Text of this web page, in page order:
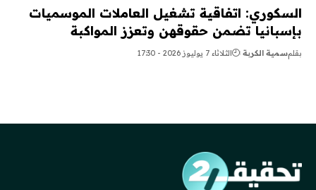
السكوري: اتفاقية تشغيل العاملات الموسميات
بإسبانيا تضمن حقوقهن وتعزز المواكبة
بقلمسمية الكربة الثلاثاء 7 يوليوز 2026 - 17:30